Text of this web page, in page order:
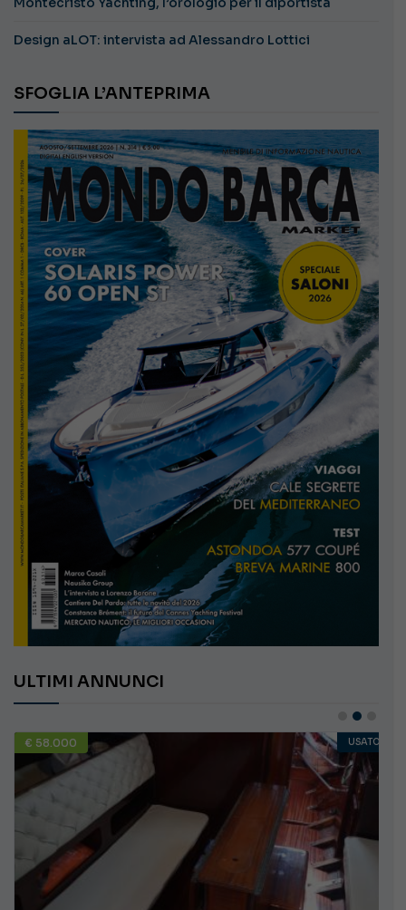
Design aLOT: intervista ad Alessandro Lottici
SFOGLIA L’ANTEPRIMA
ULTIMI ANNUNCI
€ 58.000 USATO